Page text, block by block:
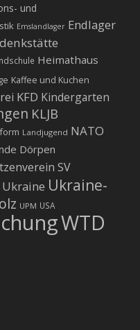
und
Emslandlager Endlager
Heimathaus
Kaffee und Kuchen
KFD Kindergarten
KLJB
Landjugend NATO
Dörpen
SV
Ukraine Ukraine-
UPM USA
WTD